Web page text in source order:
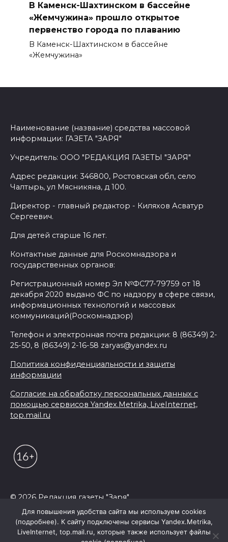
В Каменск-Шахтинском в бассейне
«Жемчужина» прошло открытое
первенство города по плаванию
В Каменск-Шахтинском в бассейне
«Жемчужина»
Наименование (название) средства массовой
информации: ГАЗЕТА "ЗАРЯ"
Учредитель: ООО "РЕДАКЦИЯ ГАЗЕТЫ "ЗАРЯ"
Адрес редакции: 346800, Ростовская обл, село
Чалтырь, ул Мясникяна, д 100.
Директор - главный редактор - Киляхов Асватур
Сергеевич.
Для детей старше 16 лет.
Контактные данные для Роскомнадзора и
государственных органов:
Регистрационный номер Эл №ФС77-79759 от 18
декабря 2020 выдано ФС по надзору в сфере связи,
информационных технологий и массовых
коммуникаций(Роскомнадзор)
Телефон и электронная почта редакции: 8 (86349) 2-
25-50, 8 (86349) 2-16-58 zaryas@yandex.ru
Политика конфиденциальности и защиты
информации
Согласие на обработку персональных данных с
помощью сервисов Yandex.Metrika, LiveInternet,
top.mail.ru
© 2026 Редакция газеты "Заря"
Для повышения удобства сайта мы используем cookies
(подробнее). К сайту подключены сервисы Yandex.Metrika,
LiveInternet, top.mail.ru, которые также использует файлы